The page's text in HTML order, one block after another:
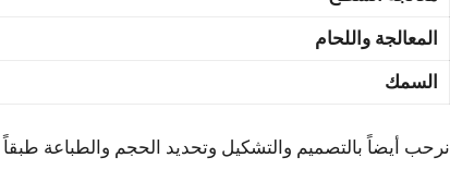
المعالجة واللحام
السمك
نرحب أيضاً بالتصميم والتشكيل وتحديد الحجم والطباعة